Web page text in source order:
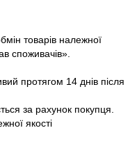
товарів належної
споживачів».
протягом 14 днів після
за рахунок покупця.
якості